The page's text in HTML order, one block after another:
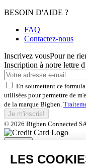
BESOIN D'AIDE ?
FAQ
Contactez-nous
Inscrivez vousPour ne
Inscription à notre lettre
En soumettant ce
utilisées pour permettre de
de la marque Bigben.
Je m'inscris!
© 2026 Bigben Connected
Fermer
Inscrivez-vous et